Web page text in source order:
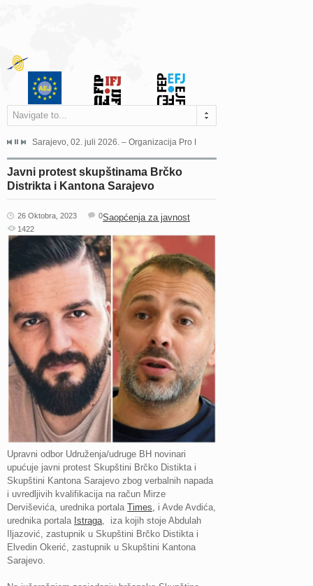
Navigate to...
Grada Sarajeva povodom Dana Sarajeva dugogodišnjoj...
Sarajevo, 02. juli 2026. – Organizacija Pro Educa juče je uspješno
Javni protest skupštinama Brčko
Distrikta i Kantona Sarajevo
26 Oktobra, 2023 Saopćenja za javnost
0
1422
Upravni odbor Udruženja/udruge BH novinari
upućuje javni protest Skupštini Brčko Distikta i
Skupštini Kantona Sarajevo zbog verbalnih napada
i uvredljivih kvalifikacija na račun Mirze
Derviševića, urednika portala Times, i Avde Avdića,
urednika portala Istraga, iza kojih stoje Abdulah
Iljazović, zastupnik u Skupštini Brčko Distikta i
Elvedin Okerić, zastupnik u Skupštini Kantona
Sarajevo.